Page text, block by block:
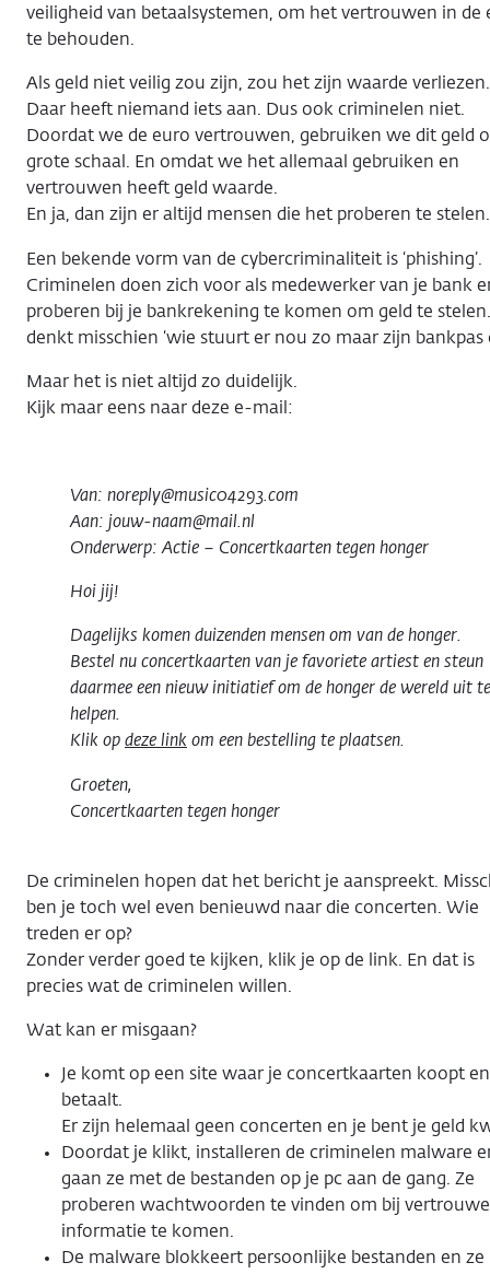
veiligheid van betaalsystemen, om het vertrouwen in de
te behouden.
Als geld niet veilig zou zijn, zou het zijn waarde
Daar heeft niemand iets aan. Dus ook criminelen niet.
Doordat we de euro vertrouwen, gebruiken we dit geld
grote schaal. En omdat we het allemaal gebruiken en
vertrouwen heeft geld waarde.
En ja, dan zijn er altijd mensen die het proberen te stelen.
Een bekende vorm van de cybercriminaliteit is ‘phishing’.
Criminelen doen zich voor als medewerker van je bank
proberen bij je bankrekening te komen om geld te stelen.
denkt misschien ‘wie stuurt er nou zo maar zijn bankpas
Maar het is niet altijd zo duidelijk.
Kijk maar eens naar deze e-mail:
Van: noreply@music04293.com
Aan: jouw-naam@mail.nl
Onderwerp: Actie – Concertkaarten tegen honger
Hoi jij!
Dagelijks komen duizenden mensen om van de honger.
Bestel nu concertkaarten van je favoriete artiest en steun
daarmee een nieuw initiatief om de honger de wereld uit te
helpen.
Klik op deze link om een bestelling te plaatsen.
Groeten,
Concertkaarten tegen honger
De criminelen hopen dat het bericht je aanspreekt.
ben je toch wel even benieuwd naar die concerten. Wie
treden er op?
Zonder verder goed te kijken, klik je op de link. En dat is
precies wat de criminelen willen.
Wat kan er misgaan?
Je komt op een site waar je concertkaarten koopt en
betaalt.
Er zijn helemaal geen concerten en je bent je geld
Doordat je klikt, installeren de criminelen malware
gaan ze met de bestanden op je pc aan de gang. Ze
proberen wachtwoorden te vinden om bij
informatie te komen.
De malware blokkeert persoonlijke bestanden en ze